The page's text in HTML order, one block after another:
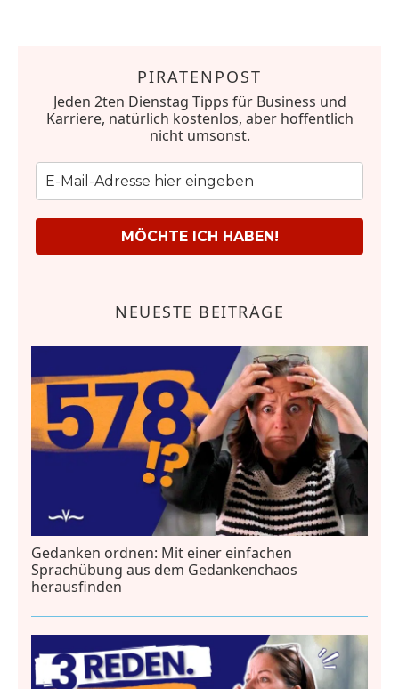
PIRATENPOST
Jeden 2ten Dienstag Tipps für Business und
Karriere, natürlich kostenlos, aber hoffentlich
nicht umsonst.
MÖCHTE ICH HABEN!
NEUESTE BEITRÄGE
Gedanken ordnen: Mit einer einfachen
Sprachübung aus dem Gedankenchaos
herausfinden